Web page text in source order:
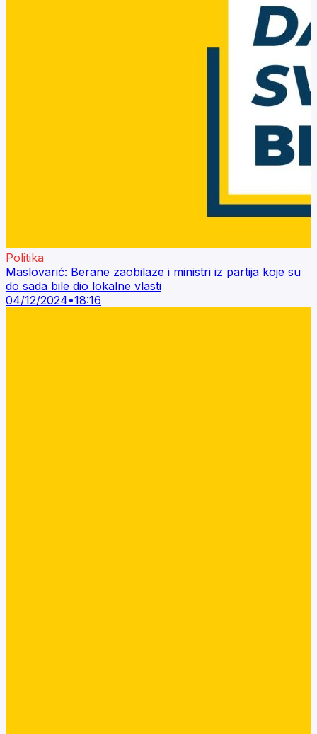
Politika
Maslovarić: Berane zaobilaze i ministri iz partija koje su
do sada bile dio lokalne vlasti
04/12/2024•18:16